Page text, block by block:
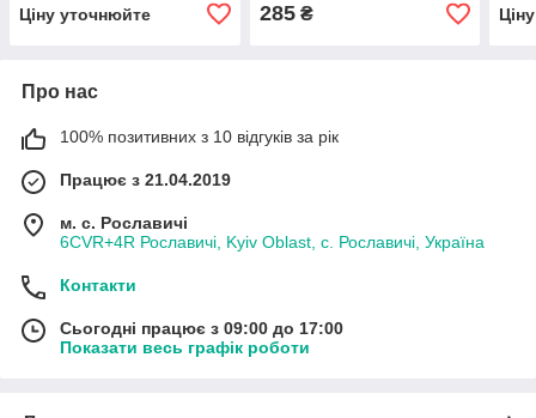
Ціну уточнюйте 285₴
Про нас
100% позитивних з 10 відгуків за рік
Працює з 21.04.2019
м. с. Рославичі
6CVR+4R Рославичі, Kyiv Oblast, с. Рославичі, Україна
Контакти
Сьогодні працює з 09:00 до 17:00
Показати весь графік роботи